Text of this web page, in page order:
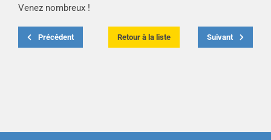
Venez nombreux !
Précédent Retour à la liste Suivant